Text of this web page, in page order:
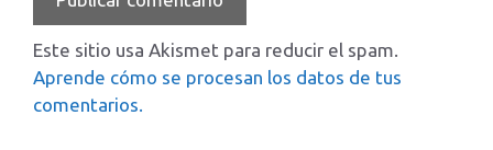
Este sitio usa Akismet para reducir el spam.
Aprende cómo se procesan los datos de tus
comentarios.